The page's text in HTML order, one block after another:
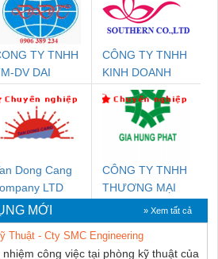
TY TNHH
DV DAI
CÔNG TY TNHH
KINH DOANH
DỊCH VỤ XNK
PHƯƠNG NAM
Dong Cang
LTD
CÔNG TY TNHH
THƯƠNG MẠI
DỊCH VỤ KỸ
THUẬT ĐIỆN CƠ
GIA HƯNG
MỚI » Xem tất cả
Thuật - Cty SMC Engineering
công việc tại phòng kỹ thuật của